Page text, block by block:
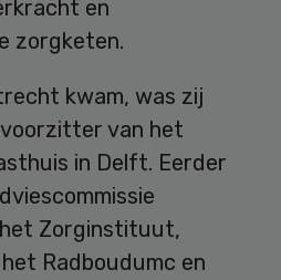
en
zorgketen.
kwam, was zij
van het
in Delft. Eerder
Zorginstituut,
Radboudumc en